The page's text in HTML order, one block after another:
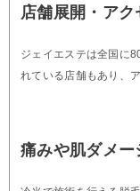
店舗展開・アク
ジェイエステは全国に
れている店舗もあり、
痛みや肌ダメー